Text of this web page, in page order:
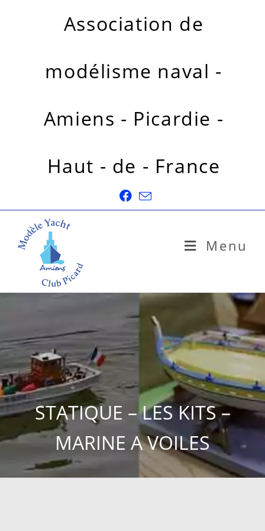
Association de
modélisme naval -
Amiens - Picardie -
Haut - de - France
Menu
STATIQUE – LES KITS –
MARINE A VOILES